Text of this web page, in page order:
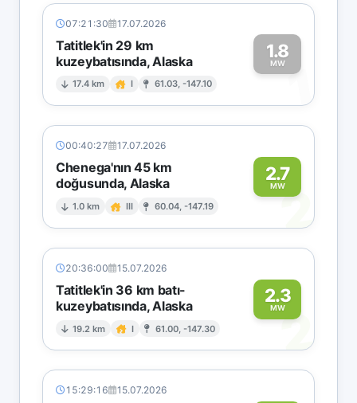
07:21:30 17.07.2026
Tatitlek'in 29 km
kuzeybatısında, Alaska
17.4 km I 61.03, -147.10
1.8
MW1
00:40:27 17.07.2026
Chenega'nın 45 km
doğusunda, Alaska
1.0 km III 60.04, -147.19
2.7
MW2
20:36:00 15.07.2026
Tatitlek'in 36 km batı-
kuzeybatısında, Alaska
19.2 km I 61.00, -147.30
2.3
MW2
15:29:16 15.07.2026